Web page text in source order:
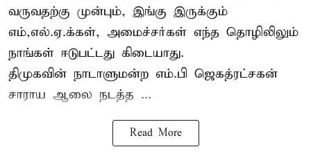
வருவதற்கு முன்பும், இங்கு இருக்கும்
எம்,எல்.ஏ.க்கள், அமைச்சர்கள் எந்த தொழிலிலும்
நாங்கள் ஈடுபட்டது கிடையாது.
திமுகவின் நாடாளுமன்ற எம்.பி ஜெகத்ரட்சகன்
சாராய ஆலை நடத்த ...
Read More